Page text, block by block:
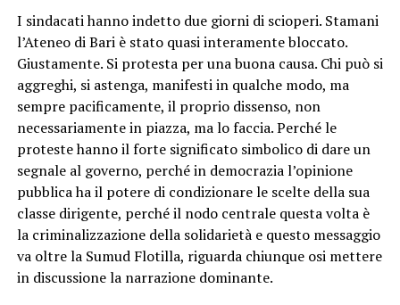
I sindacati hanno indetto due giorni di scioperi. Stamani
l’Ateneo di Bari è stato quasi interamente bloccato.
Giustamente. Si protesta per una buona causa. Chi può si
aggreghi, si astenga, manifesti in qualche modo, ma
sempre pacificamente, il proprio dissenso, non
necessariamente in piazza, ma lo faccia. Perché le
proteste hanno il forte significato simbolico di dare un
segnale al governo, perché in democrazia l’opinione
pubblica ha il potere di condizionare le scelte della sua
classe dirigente, perché il nodo centrale questa volta è
la criminalizzazione della solidarietà e questo messaggio
va oltre la Sumud Flotilla, riguarda chiunque osi mettere
in discussione la narrazione dominante.